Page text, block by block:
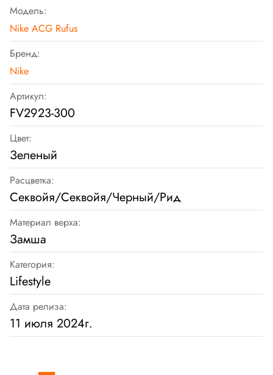
Модель:
Nike ACG Rufus
Бренд:
Nike
Артикул:
FV2923-300
Цвет:
Зеленый
Расцветка:
Секвойя/Секвойя/Черный/Рид
Материал верха:
Замша
Категория:
Lifestyle
Дата релиза:
11 июля 2024г.